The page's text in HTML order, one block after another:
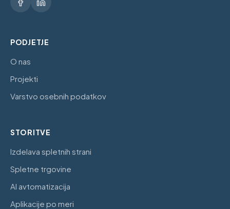
PODJETJE
O nas
Projekti
Varstvo osebnih podatkov
STORITVE
Izdelava spletnih strani
Spletne trgovine
AI avtomatizacija
Aplikacije po meri